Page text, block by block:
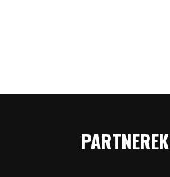
PARTNEREK